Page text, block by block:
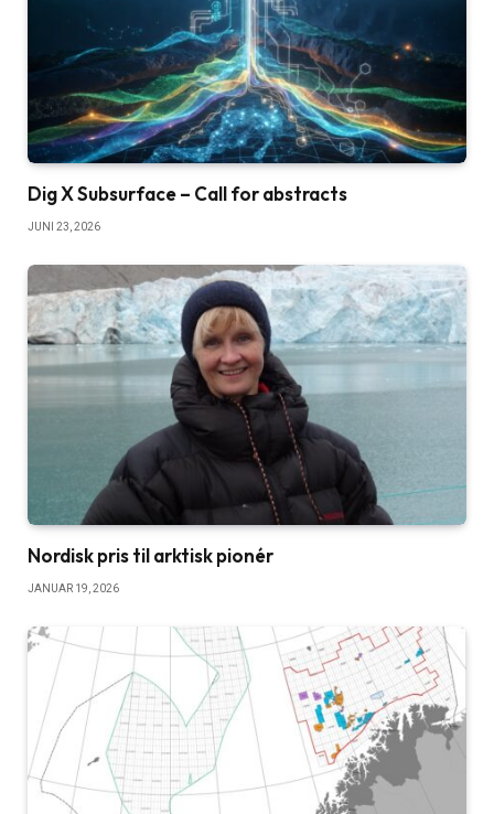
Dig X Subsurface – Call for abstracts
JUNI 23, 2026
Nordisk pris til arktisk pionér
JANUAR 19, 2026